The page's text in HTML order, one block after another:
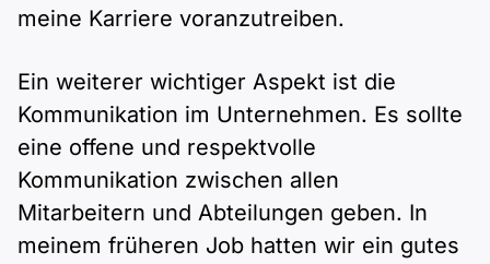
meine Karriere voranzutreiben.
Ein weiterer wichtiger Aspekt ist die
Kommunikation im Unternehmen. Es sollte
eine offene und respektvolle
Kommunikation zwischen allen
Mitarbeitern und Abteilungen geben. In
meinem früheren Job hatten wir ein gutes